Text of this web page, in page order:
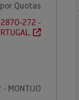
Quotas
272 -
MONTIJO